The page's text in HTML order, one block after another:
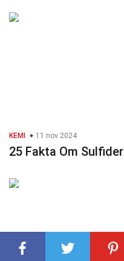
KEMI 11 nov 2024
25 Fakta Om Sulfider